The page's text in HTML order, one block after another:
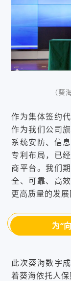
（葵
作为集体签约
作为我们公司
系统安防、信
专利布局，已
商平台。我们
全、可靠、高
更高质量的发展
为“
此次葵海数字
着葵海依托人保